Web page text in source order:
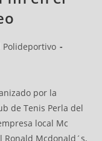
Polideportivo
por la
de Tenis Perla del
local Mc
Ronald Mcdonald´s,